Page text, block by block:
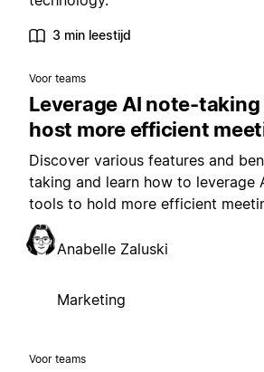
3 min leestijd
Voor teams
Leverage AI note-
host more efficient
Discover various features and
taking and learn how to leverage
tools to hold more efficient
Anabelle Zaluski
Marketing
Voor teams